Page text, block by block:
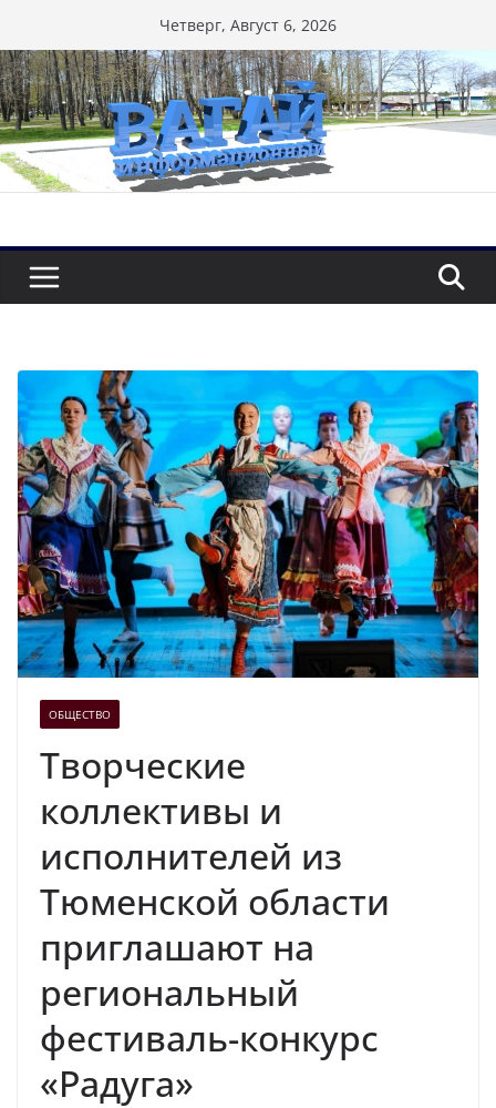
к
содержимому
Четверг, Август 6, 2026
ОБЩЕСТВО
Творческие
коллективы и
исполнителей из
Тюменской области
приглашают на
региональный
фестиваль-конкурс
«Радуга»